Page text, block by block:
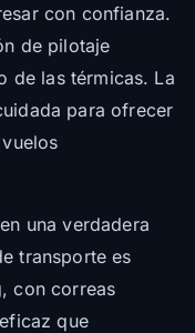
con confianza.
de pilotaje
de las térmicas. La
para ofrecer
una verdadera
transporte es
con correas
que